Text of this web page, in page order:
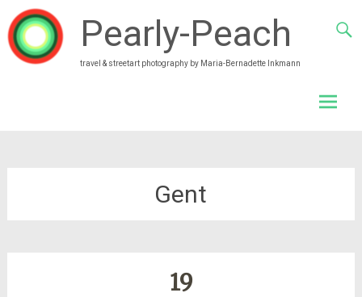
Pearly-Peach
travel & streetart photography by Maria-Bernadette Inkmann
Gent
19